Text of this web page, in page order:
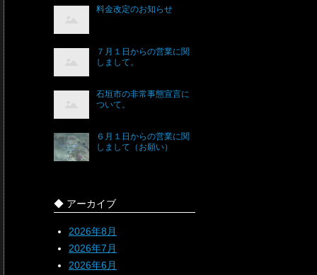
料金改定のお知らせ
７月１日からの営業に関
しまして。
石垣市の非常事態宣言に
ついて。
６月１日からの営業に関
しまして（お願い）
◆ アーカイブ
2026年8月
2026年7月
2026年6月